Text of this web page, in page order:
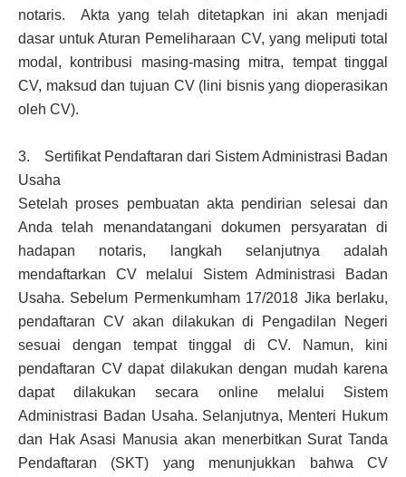
notaris. Akta yang telah ditetapkan ini akan menjadi
dasar untuk Aturan Pemeliharaan CV, yang meliputi total
modal, kontribusi masing-masing mitra, tempat tinggal
CV, maksud dan tujuan CV (lini bisnis yang dioperasikan
oleh CV).
3. Sertifikat Pendaftaran dari Sistem Administrasi Badan
Usaha
Setelah proses pembuatan akta pendirian selesai dan
Anda telah menandatangani dokumen persyaratan di
hadapan notaris, langkah selanjutnya adalah
mendaftarkan CV melalui Sistem Administrasi Badan
Usaha. Sebelum Permenkumham 17/2018 Jika berlaku,
pendaftaran CV akan dilakukan di Pengadilan Negeri
sesuai dengan tempat tinggal di CV. Namun, kini
pendaftaran CV dapat dilakukan dengan mudah karena
dapat dilakukan secara online melalui Sistem
Administrasi Badan Usaha. Selanjutnya, Menteri Hukum
dan Hak Asasi Manusia akan menerbitkan Surat Tanda
Pendaftaran (SKT) yang menunjukkan bahwa CV